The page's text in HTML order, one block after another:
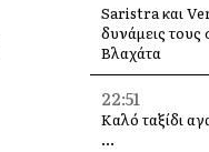
Saristra και
δυνάμεις τους
Βλαχάτα
22:51
Καλό ταξίδι
…